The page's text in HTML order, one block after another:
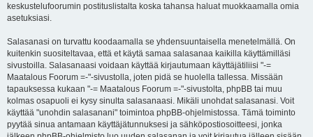
keskustelufoorumin postituslistalta koska tahansa haluat muokkaamalla omia
asetuksiasi.
Salasanasi on turvattu koodaamalla se yhdensuuntaisella menetelmällä. On
kuitenkin suositeltavaa, että et käytä samaa salasanaa kaikilla käyttämilläsi
sivustoilla. Salasanaasi voidaan käyttää kirjautumaan käyttäjätiliisi "-=
Maatalous Foorum =-"-sivustolla, joten pidä se huolella tallessa. Missään
tapauksessa kukaan "-= Maatalous Foorum =-"-sivustolta, phpBB tai muu
kolmas osapuoli ei kysy sinulta salasanaasi. Mikäli unohdat salasanasi. Voit
käyttää "unohdin salasanani" toimintoa phpBB-ohjelmistossa. Tämä toiminto
pyytää sinua antamaan käyttäjätunnuksesi ja sähköpostiosoitteesi, jonka